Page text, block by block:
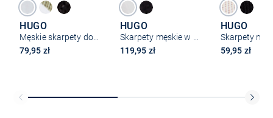
HUGO
Męskie skarpety do trampek w 3-paku
79,95 zł
HUGO
119,95 zł
HUGO
59,95 zł